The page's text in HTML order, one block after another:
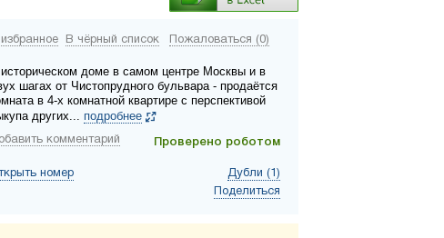
В чёрный список Пожаловаться (0)
доме в самом центре Москвы и в
шагах от Чистопрудного бульвара - продаётся
в 4-х комнатной квартире с перспективой
других... подробнее
Проверено роботом
комментарий
номер
Дубли (1)
Поделиться